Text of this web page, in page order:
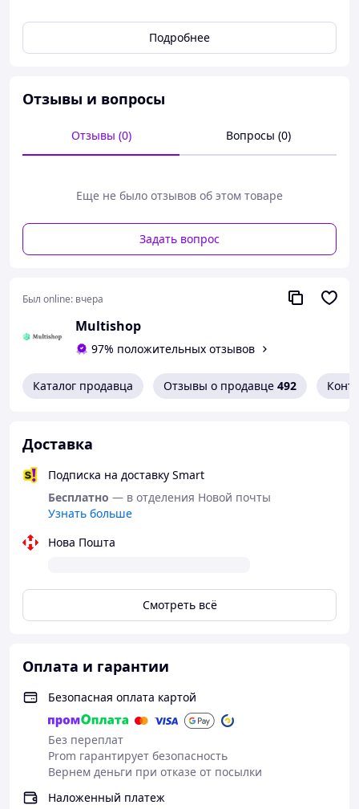
Подробнее
Отзывы и вопросы
Отзывы (0) Вопросы (0)
Еще не было отзывов об этом товаре
Задать вопрос
Был online: вчера
Multishop
97% положительных отзывов
Каталог продавца Отзывы о продавце 492
Доставка
Подписка на доставку Smart
Бесплатно — в отделения Новой почты
Узнать больше
Нова Пошта
Смотреть всё
Оплата и гарантии
Безопасная оплата картой
Без переплат
Prom гарантирует безопасность
Вернем деньги при отказе от посылки
Наложенный платеж